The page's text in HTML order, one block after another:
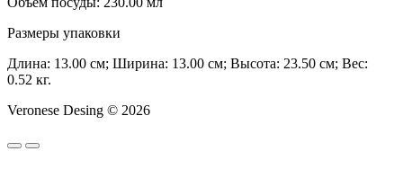
Размеры упаковки
Длина: 13.00 см; Ширина: 13.00 см; Высота: 23.50 см; Вес:
0.52 кг.
Veronese Desing © 2026